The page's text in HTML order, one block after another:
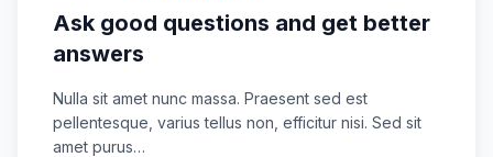
Ask good questions and get better
answers
Nulla sit amet nunc massa. Praesent sed est
pellentesque, varius tellus non, efficitur nisi. Sed sit
amet purus…